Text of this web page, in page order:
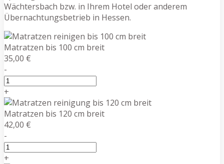
Wächtersbach bzw. in Ihrem Hotel oder anderem
Übernachtungsbetrieb in Hessen.
Matratzen bis 100 cm breit
35,00 €
-
+
Matratzen bis 120 cm breit
42,00 €
-
+